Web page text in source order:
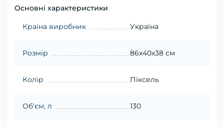
Основні характеристики
Країна виробник Україна
Розмір 86х40х38 см
Колір Піксель
Об'єм, л 130